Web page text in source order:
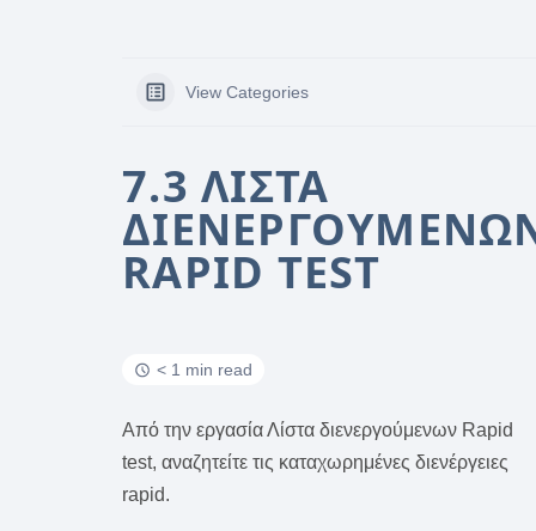
View Categories
7.3 ΛΊΣΤΑ
RAPID TEST
< 1 min read
Από την εργασία Λίστα διενεργούμενων Rapid
test, αναζητείτε τις καταχωρημένες διενέργειες
rapid.